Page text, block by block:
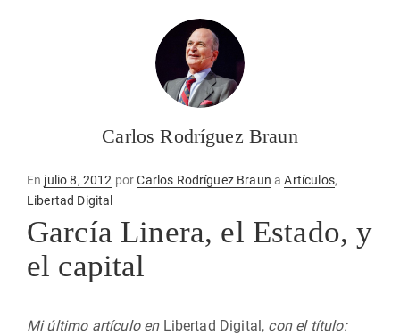
Carlos Rodríguez Braun
En Publicado
en
julio 8, 2012 porCarlos Rodríguez Braun aArtículos,
Libertad Digital
García Linera, el Estado, y
el capital
Mi último artículo enLibertad Digital, con el título: